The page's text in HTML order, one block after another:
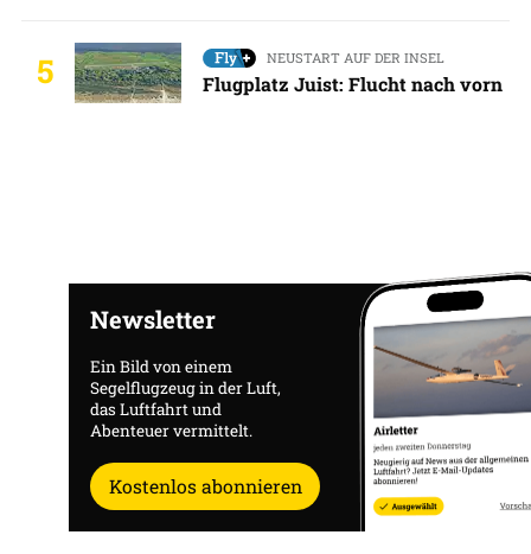
5 NEUSTART AUF DER INSEL
Flugplatz Juist: Flucht nach vorn
Newsletter
Ein Bild von einem
Segelflugzeug in der Luft,
das Luftfahrt und
Abenteuer vermittelt.
Kostenlos abonnieren